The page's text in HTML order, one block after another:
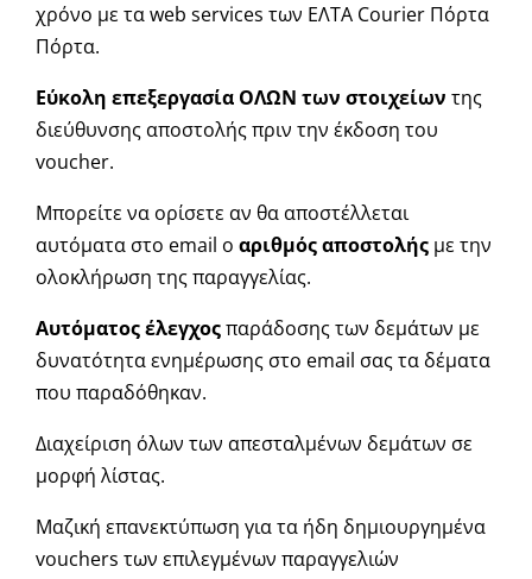
χρόνο με τα web services των ΕΛΤΑ Courier Πόρτα
Πόρτα.
Εύκολη επεξεργασία ΟΛΩΝ των στοιχείων της
διεύθυνσης αποστολής πριν την έκδοση του
voucher.
Μπορείτε να ορίσετε αν θα αποστέλλεται
αυτόματα στο email ο αριθμός αποστολής με την
ολοκλήρωση της παραγγελίας.
Αυτόματος έλεγχοςπαράδοσης των δεμάτων με
δυνατότητα ενημέρωσης στο email σας τα δέματα
που παραδόθηκαν.
Διαχείριση όλων των απεσταλμένων δεμάτων σε
μορφή λίστας.
Μαζική επανεκτύπωση για τα ήδη δημιουργημένα
vouchers των επιλεγμένων παραγγελιών